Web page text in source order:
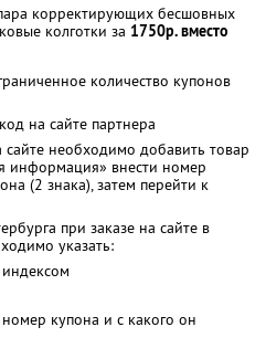
корректирующих бесшовных
колготки за 1750р. вместо
количество купонов
на сайте партнера
необходимо добавить товар
информация» внести номер
(2 знака), затем перейти к
при заказе на сайте в
указать:
купона и с какого он